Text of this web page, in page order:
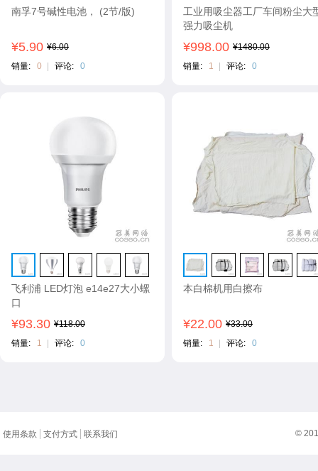
南孚7号碱性电池， (2节/版)
¥5.90 ¥6.00
销量:
0 评论: 0
工业用吸尘器工厂车间粉尘大
强力吸尘机
¥998.00 ¥1480.00
销量:
1 评论: 0
飞利浦 LED灯泡 e14e27大小螺
口
¥93.30 ¥118.00
销量:
1 评论: 0
本白棉机用白擦布
¥22.00 ¥33.00
销量:
1 评论: 0
©
使用条款 支付方式 联系我们